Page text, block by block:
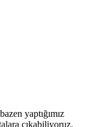
yaptığımız
çıkabiliyoruz.